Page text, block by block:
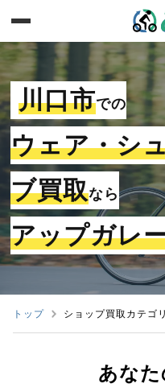
川口市での
ウェア・シ
ブ買取なら
アップガレ
トップ ショップ買取カテゴ
あなた